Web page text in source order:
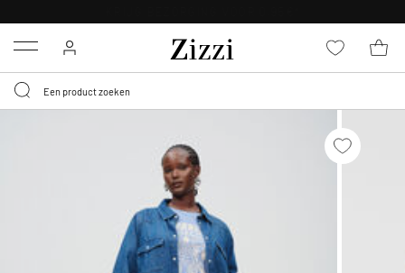
Menu